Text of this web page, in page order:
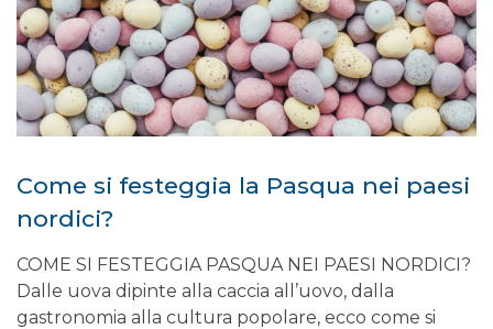
Come si festeggia la Pasqua nei paesi
nordici?
COME SI FESTEGGIA PASQUA NEI PAESI NORDICI?
Dalle uova dipinte alla caccia all’uovo, dalla
gastronomia alla cultura popolare, ecco come si